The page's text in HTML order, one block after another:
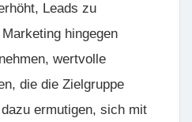
Leads zu
hingegen
wertvolle
die die Zielgruppe
ermutigen, sich mit